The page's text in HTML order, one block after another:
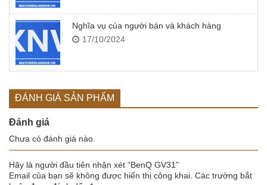
Nghĩa vụ của người bán và khách hàng
17/10/2024
ĐÁNH GIÁ SẢN PHẨM
Đánh giá
Chưa có đánh giá nào.
Hãy là người đầu tiên nhận xét “BenQ GV31”
Email của bạn sẽ không được hiển thị công khai. Các trường bắt